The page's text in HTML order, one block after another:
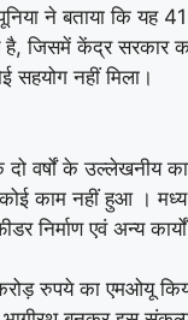
ने बताया कि यह 41
केंद्र सरकार का
सहयोग नहीं मिला।
वर्षों के उल्लेखनीय
काम नहीं हुआ । मध्य
निर्माण एवं अन्य
रुपये का एमओयू किया